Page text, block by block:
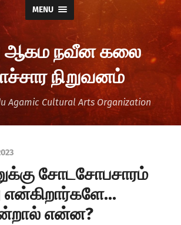
MENU
ஆகம நவீன கலை
நிறுவனம்
Agamic Cultural Arts Organization
சோடசோபசாரம்
என்ன?